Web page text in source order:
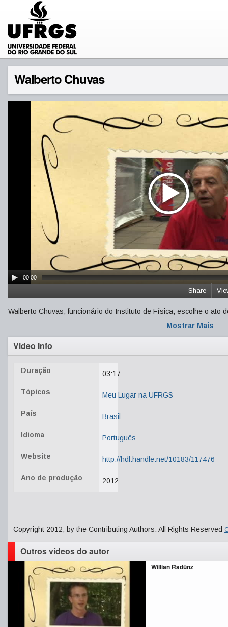
Walberto Chuvas
00:00
Share
Walberto Chuvas, funcionário do Instituto de Física, escolhe o ato
Mostrar Mais
Video Info
Duração 03:17
Tópicos Meu Lugar na UFRGS
País Brasil
Idioma Português
Website http://hdl.handle.net/10183/117476
Ano de produção 2012
Copyright 2012, by the Contributing Authors. All Rights Reserved
Outros vídeos do autor
Willian Radünz